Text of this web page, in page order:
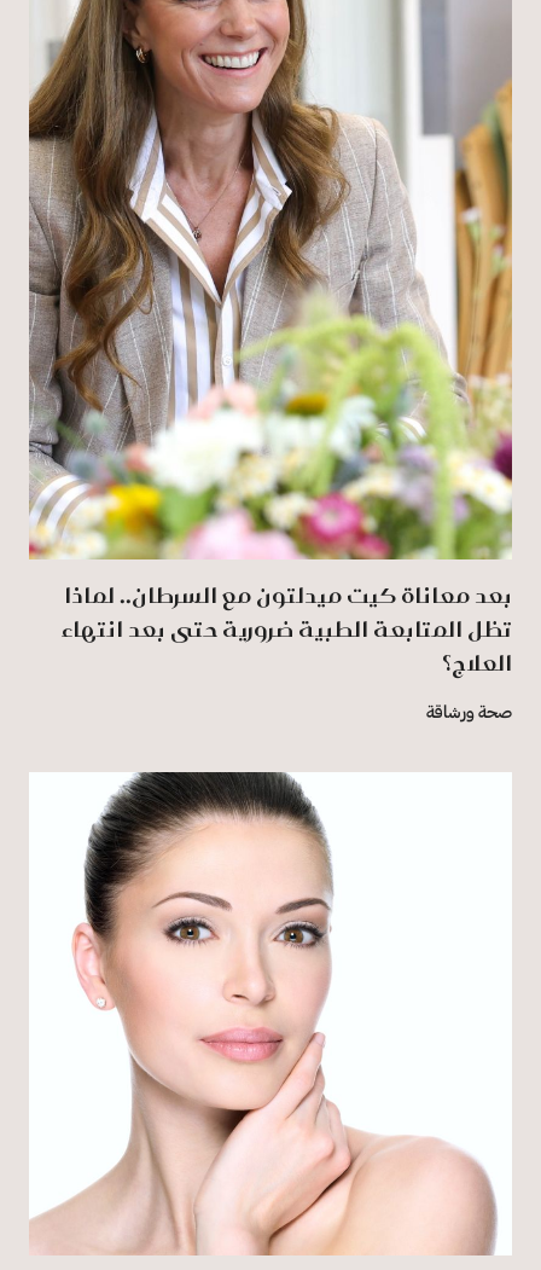
بعد معاناة كيت ميدلتون مع السرطان.. لماذا
تظل المتابعة الطبية ضرورية حتى بعد انتهاء
العلاج؟
صحة ورشاقة